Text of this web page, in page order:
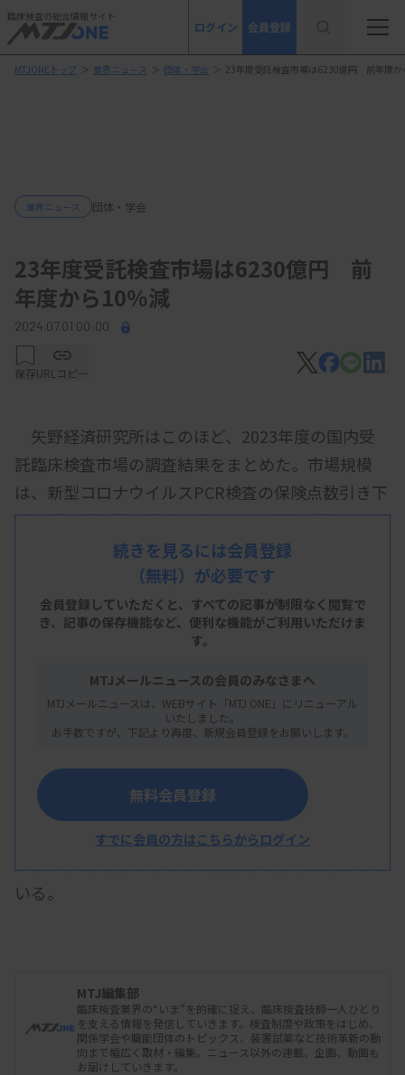
臨床検査の総合情報サイト
ログイン 会員登録
MTJONEトップ ＞ 業界ニュース ＞ 団体・学会 ＞ 23年度受託検査市場は6230億円 前年度か
業界ニュース 団体・学会
23年度受託検査市場は6230億円 前
年度から10％減
2024.07.01 00:00
保存URLコピー
矢野経済研究所はこのほど、2023年度の国内受
託臨床検査市場の調査結果をまとめた。市場規模
は、新型コロナウイルスPCR検査の保険点数引き下
げや受託検査数の減少などにより、前年度比10.6％
減の6230億円と推計した。
調査は2024年3～5月、受託臨床検査事業者を対
象に、同社専門研究員による面談や電話による取
材、郵送アンケート調査などを併用して実施した。
速抗原検出検査（定性）が主流になっており、PCR
検査の受託需要はほぼ収束したとみられる。また、
ここ数年、各種資材費や人件費が上昇していること
から、事業環境としては収益悪化の方向に向かって
いる。
事例などが散見され、今後、さらに業界再編が進む
可能性も考えられるとしている。
続きを見るには会員登録
（無料）が必要です
会員登録していただくと、すべての記事が制限なく閲覧で
き、 記事の保存機能など、便利な機能がご利用いただけま
す。
MTJメールニュースの会員のみなさまへ
MTJメールニュースは、WEBサイト「MTJ ONE」にリニューアル
いたしました。
お手数ですが、下記より再度、新規会員登録をお願いします。
無料会員登録
すでに会員の方はこちらからログイン
MTJ編集部
臨床検査業界の“いま”を的確に捉え、臨床検査技師一人ひとり
を支える情報を発信していきます。検査制度や政策をはじめ、
関係学会や職能団体のトピックス、装置試薬など技術革新の動
向まで幅広く取材・編集。ニュース以外の連載、企画、動画も
お届けしていきます。